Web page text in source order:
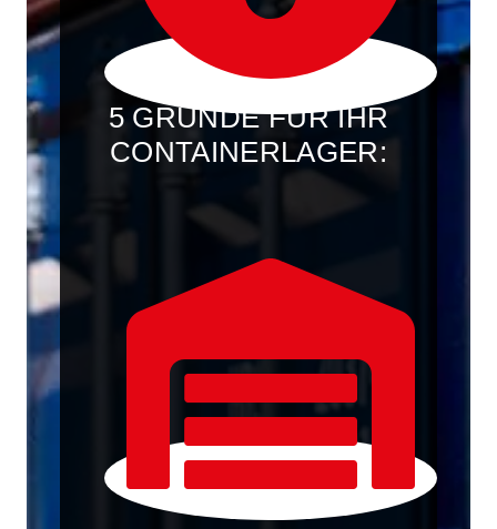
5 GRÜNDE FÜR IHR
CONTAINERLAGER: